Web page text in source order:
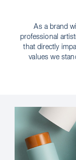
As a brand
professional
that directly
values we